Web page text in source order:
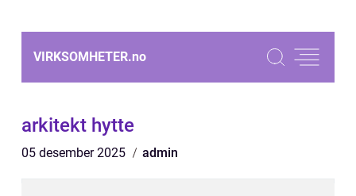
VIRKSOMHETER.no
arkitekt hytte
05 desember 2025 admin